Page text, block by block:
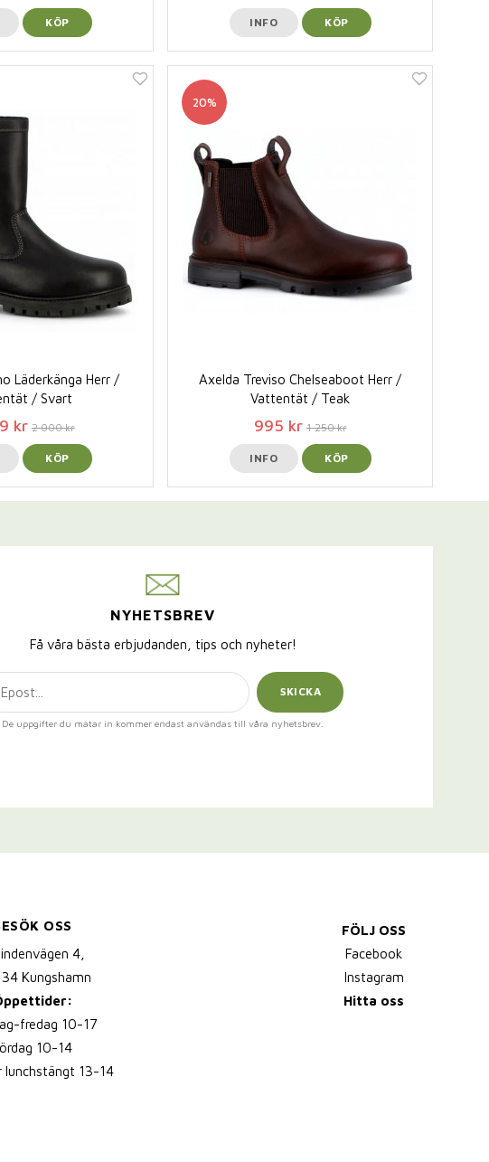
KÖP INFO KÖP
Läderkänga Herr /
/ Svart
kr 2 000 kr
KÖP
20%
Axelda Treviso Chelseaboot Herr /
Vattentät / Teak
995 kr 1 250 kr
INFO KÖP
NYHETSBREV
Få våra bästa erbjudanden, tips och nyheter!
SKICKA
De uppgifter du matar in kommer endast användas till våra nyhetsbrev.
OSS
4,
Kungshamn
fredag 10-17
10-14
lunchstängt 13-14
FÖLJ OSS
Facebook
Instagram
Hitta oss